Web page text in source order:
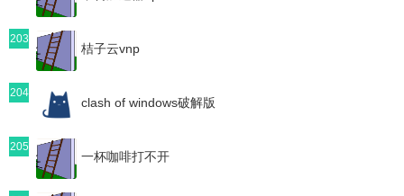
203
桔子云vnp
204
clash of windows破解版
205
一杯咖啡打不开